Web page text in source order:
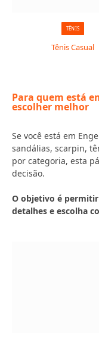
TÊNIS
Tênis Casual
Para quem está
escolher melhor
Se você está em
sandálias, scarpin,
por categoria, esta
decisão.
O objetivo é
detalhes e escolha